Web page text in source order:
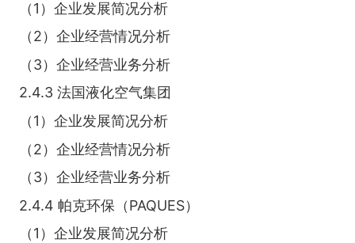
（1）企业发展简况分析
（2）企业经营情况分析
（3）企业经营业务分析
2.4.3 法国液化空气集团
（1）企业发展简况分析
（2）企业经营情况分析
（3）企业经营业务分析
2.4.4 帕克环保（PAQUES）
（1）企业发展简况分析